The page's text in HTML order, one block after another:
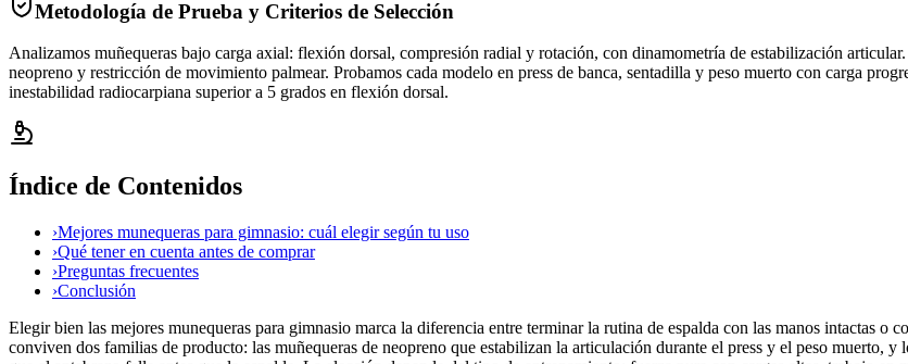
Metodología de Prueba y Criterios de Selección
Analizamos muñequeras bajo carga axial: flexión dorsal, compresión radial y rotación, con dinamometría de estabilización
neopreno y restricción de movimiento palmear. Probamos cada modelo en press de banca, sentadilla y peso muerto con carga
inestabilidad radiocarpiana superior a 5 grados en flexión dorsal.
Índice de Contenidos
›Mejores munequeras para gimnasio: cuál elegir según tu uso
›Qué tener en cuenta antes de comprar
›Preguntas frecuentes
›Conclusión
Elegir bien las mejores munequeras para gimnasio marca la diferencia entre terminar la rutina de espalda con las manos intactas o
conviven dos familias de producto: las muñequeras de neopreno que estabilizan la articulación durante el press y el peso muerto,